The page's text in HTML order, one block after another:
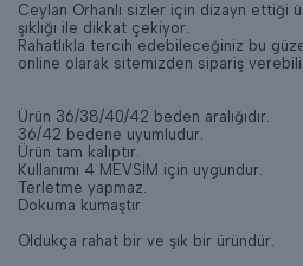
Ceylan Orhanlı sizler için dizayn ettiği
şıklığı ile dikkat çekiyor.
Rahatlıkla tercih edebileceğiniz bu
online olarak sitemizden sipariş
Ürün 36/38/40/42 beden aralığıdır.
36/42 bedene uyumludur.
Ürün tam kalıptır.
Kullanımı 4 MEVSİM için uygundur.
Terletme yapmaz.
Dokuma kumaştır
Oldukça rahat bir ve şık bir üründür.